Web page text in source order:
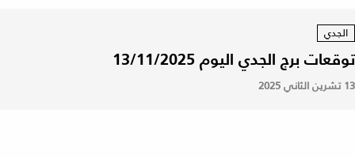
الجدي
توقعات برج الجدي اليوم 13/11/2025
13 تشرين الثاني 2025